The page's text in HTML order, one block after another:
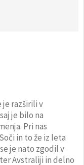
je razširili v
je bilo na
Pri nas
in to že iz leta
je nato zgodil v
Avstraliji in delno